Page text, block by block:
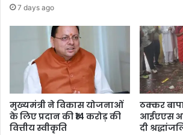
7 days ago
मुख्यमंत्री ने विकास योजनाओं
के लिए प्रदान की ₹14 करोड़ की
वित्तीय स्वीकृति
ठक्कर
आईएएस
दी